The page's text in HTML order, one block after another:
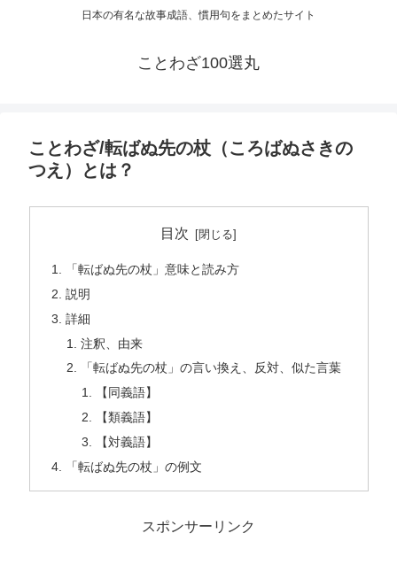
日本の有名な故事成語、慣用句をまとめたサイト
ことわざ100選丸
ことわざ/転ばぬ先の杖（ころばぬさきの
つえ）とは？
目次
「転ばぬ先の杖」意味と読み方
説明
詳細
注釈、由来
「転ばぬ先の杖」の言い換え、反対、似た言葉
【同義語】
【類義語】
【対義語】
「転ばぬ先の杖」の例文
スポンサーリンク